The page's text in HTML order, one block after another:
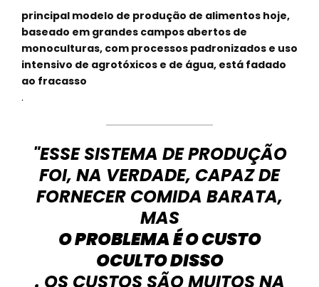
principal modelo de produção de alimentos hoje,
baseado em grandes campos abertos de
monoculturas, com processos padronizados e uso
intensivo de agrotóxicos e de água, está fadado
ao fracasso
.
"ESSE SISTEMA DE PRODUÇÃO
FOI, NA VERDADE, CAPAZ DE
FORNECER COMIDA BARATA,
MAS
O PROBLEMA É O CUSTO
OCULTO DISSO
. OS CUSTOS SÃO MUITOS NA